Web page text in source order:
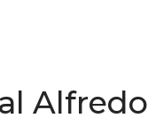
Alfredo